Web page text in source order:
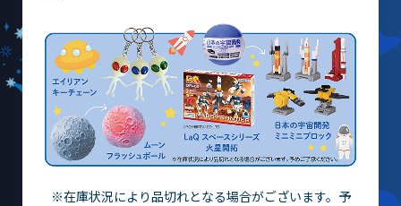
レストラン
あそびの部屋
マルチメディアコーナー
常設展示室
※在庫状況により品切れとなる場合がございます。予